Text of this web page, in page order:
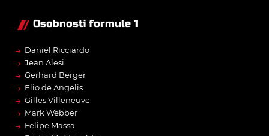
Osobnosti formule 1
→ Daniel Ricciardo
→ Jean Alesi
→ Gerhard Berger
→ Elio de Angelis
→ Gilles Villeneuve
→ Mark Webber
→ Felipe Massa